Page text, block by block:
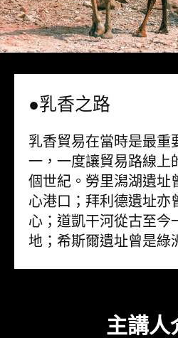
●乳香之路
乳香貿易在當時是最重
一，一度讓貿易路線上
個世紀。勞里潟湖遺址
心港口；拜利德遺址亦
心；道凱干河從古至今
地；希斯爾遺址曾是綠
主講人